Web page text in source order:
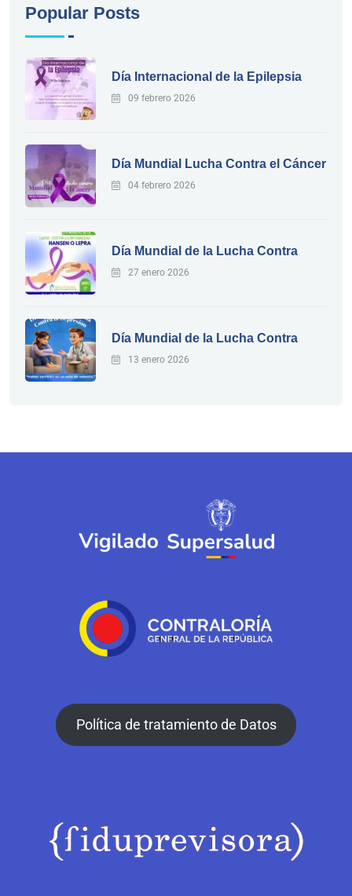
Popular Posts
Día Internacional de la Epilepsia
09 febrero 2026
Día Mundial Lucha Contra el Cáncer
04 febrero 2026
Día Mundial de la Lucha Contra
27 enero 2026
Día Mundial de la Lucha Contra
13 enero 2026
Política de tratamiento de Datos